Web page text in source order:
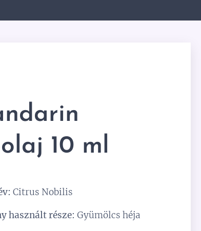
10 ml
Citrus Nobilis
használt része: Gyümölcs héja